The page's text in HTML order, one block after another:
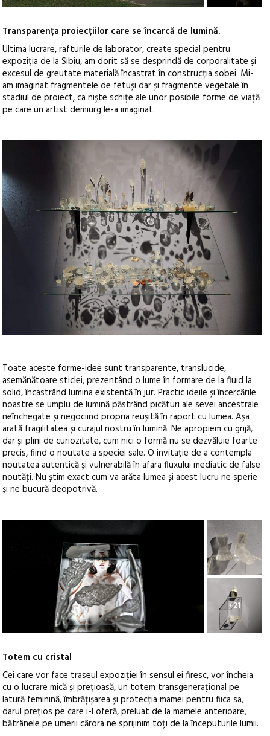
Transparența proiecțiilor care se încarcă de lumină.
Ultima lucrare, rafturile de laborator, create special pentru
expoziția de la Sibiu, am dorit să se desprindă de corporalitate și
excesul de greutate materială încastrat în construcția sobei. Mi-
am imaginat fragmentele de fetuși dar și fragmente vegetale în
stadiul de proiect, ca niște schițe ale unor posibile forme de viață
pe care un artist demiurg le-a imaginat.
Toate aceste forme-idee sunt transparente, translucide,
asemănătoare sticlei, prezentând o lume în formare de la fluid la
solid, încastrând lumina existentă în jur. Practic ideile și încercările
noastre se umplu de lumină păstrând picături ale sevei ancestrale
neînchegate și negociind propria reușită în raport cu lumea. Așa
arată fragilitatea și curajul nostru în lumină. Ne apropiem cu grijă,
dar și plini de curiozitate, cum nici o formă nu se dezvăluie foarte
precis, fiind o noutate a speciei sale. O invitație de a contempla
noutatea autentică și vulnerabilă în afara fluxului mediatic de false
noutăți. Nu știm exact cum va arăta lumea și acest lucru ne sperie
și ne bucură deopotrivă.
+21
Totem cu cristal
Cei care vor face traseul expoziției în sensul ei firesc, vor încheia
cu o lucrare mică și prețioasă, un totem transgenerațional pe
latură feminină, îmbrățișarea și protecția mamei pentru fiica sa,
darul prețios pe care i-l oferă, preluat de la mamele anterioare,
bătrânele pe umerii cărora ne sprijinim toți de la începuturile lumii.